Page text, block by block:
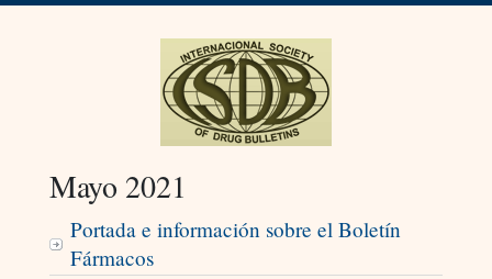
Mayo 2021
Portada e información sobre el Boletín
Fármacos